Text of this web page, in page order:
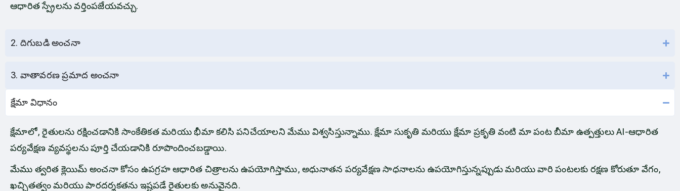
ఆధారిత స్ప్రేలను వర్తింపజేయవచ్చు.
2. దిగుబడి అంచనా
3. వాతావరణ ప్రమాద అంచనా
క్షేమా విధానం
క్షేమాలో, రైతులను రక్షించడానికి సాంకేతికత మరియు భీమా కలిసి పనిచేయాలని మేము విశ్వసిస్తున్నాము. క్షేమా సుకృతి మరియు క్షేమా ప్రకృతి వంటి మా పంట బీమా ఉత్పత్తులు AI-ఆధారిత
పర్యవేక్షణ వ్యవస్థలను పూర్తి చేయడానికి రూపొందించబడ్డాయి.
మేము త్వరిత క్లెయిమ్ అంచనా కోసం ఉపగ్రహ ఆధారిత చిత్రాలను ఉపయోగిస్తాము, అధునాతన పర్యవేక్షణ సాధనాలను ఉపయోగిస్తున్నప్పుడు మరియు వారి పంటలకు రక్షణ కోరుతూ వేగం,
ఖచ్చితత్వం మరియు పారదర్శకతను ఇష్టపడే రైతులకు అనువైనది.